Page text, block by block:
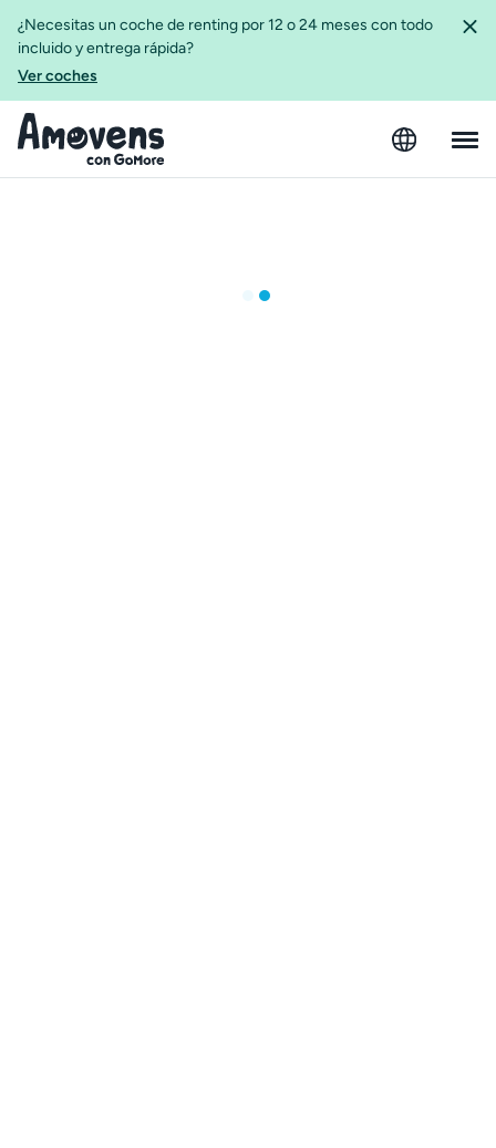
¿Necesitas un coche de renting por 12 o 24 meses con todo
incluido y entrega rápida?
Ver coches